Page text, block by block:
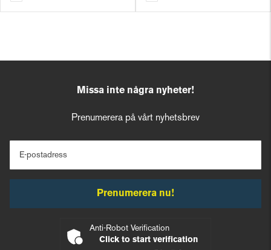
Missa inte några nyheter!
Prenumerera på vårt nyhetsbrev
E-postadress
Prenumerera nu!
Anti-Robot Verification
Click to start verification